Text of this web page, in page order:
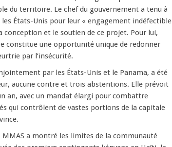
du territoire. Le chef du gouvernement a tenu à
États-Unis pour leur « engagement indéfectible
conception et le soutien de ce projet. Pour lui,
constitue une opportunité unique de redonner
par l’insécurité.
par les États-Unis et le Panama, a été
aucune contre et trois abstentions. Elle prévoit
an, avec un mandat élargi pour combattre
qui contrôlent de vastes portions de la capitale
MMAS a montré les limites de la communauté